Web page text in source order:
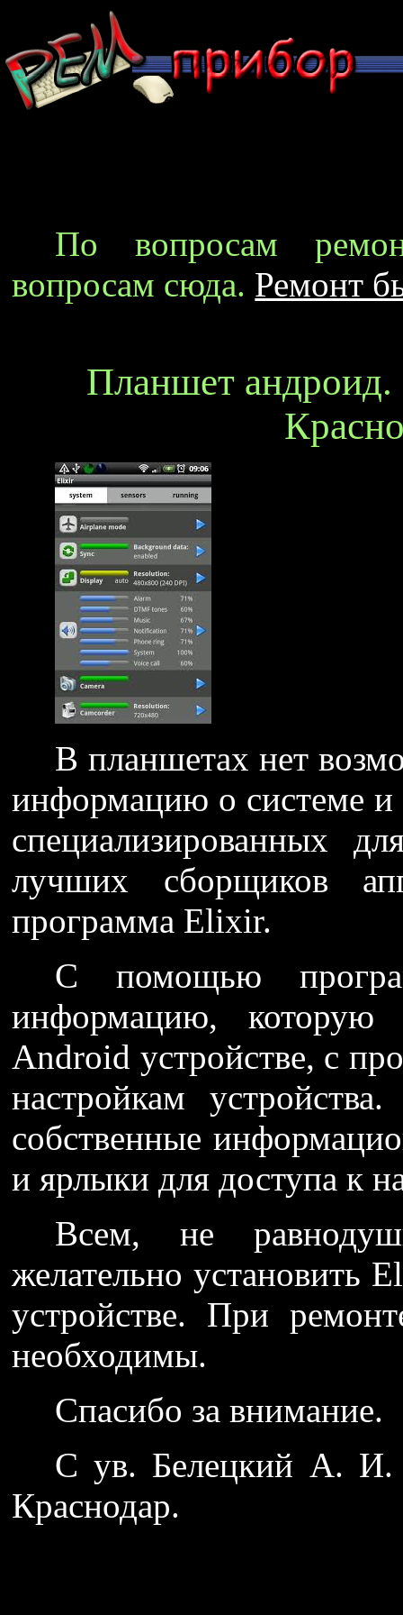
По вопросам
вопросам сюда. Ремонт
Планшет
В планшетах нет
информацию о системе и
специализированных
лучших сборщиков
программа Elixir.
С помощью
информацию,
Android устройстве, с
настройкам
собственные
и ярлыки для доступа к
Всем, не
желательно установить
устройстве. При
необходимы.
Спасибо за внимание.
С ув. Белецкий
Краснодар.